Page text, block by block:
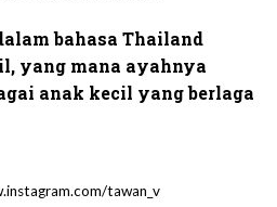
bahasa Thailand
yang mana ayahnya
anak kecil yang berlaga
tawan_v